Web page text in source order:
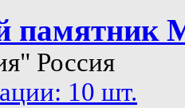
памятник
Россия
10 шт.